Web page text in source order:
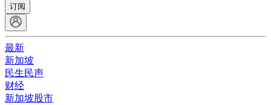
订阅
最新
新加坡
民生民声
财经
新加坡股市